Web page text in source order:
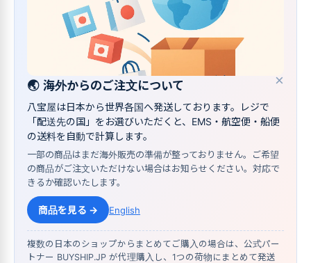
×
🌏 海外からのご注文について
八宝屋は日本から世界各国へ発送しております。レジで
「配送先の国」をお選びいただくと、EMS・航空便・船便
の送料を自動で計算します。
一部の商品はまだ海外販売の準備が整っておりません。ご希望
の商品がご注文いただけない場合はお知らせください。対応で
きるか確認いたします。
商品を見る → English
複数の日本のショップからまとめてご購入の場合は、公式パー
トナー BUYSHIP.JP が代理購入し、1つの荷物にまとめて発送